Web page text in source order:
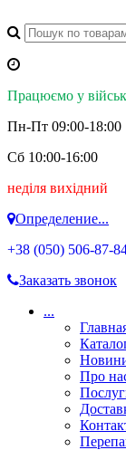
Працюємо у
Пн-Пт 09:00-18:00
Сб 10:00-16:00
неділя вихідний
Определение...
+38 (050) 506-87-
Заказать звонок
...
Про